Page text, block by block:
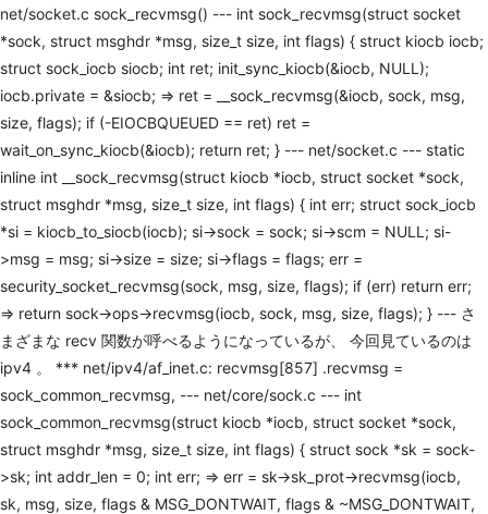
net/socket.c sock_recvmsg() --- int sock_recvmsg(struct socket
*sock, struct msghdr *msg, size_t size, int flags) { struct kiocb iocb;
struct sock_iocb siocb; int ret; init_sync_kiocb(&iocb, NULL);
iocb.private = &siocb; => ret = __sock_recvmsg(&iocb, sock, msg,
size, flags); if (-EIOCBQUEUED == ret) ret =
wait_on_sync_kiocb(&iocb); return ret; } --- net/socket.c --- static
inline int __sock_recvmsg(struct kiocb *iocb, struct socket *sock,
struct msghdr *msg, size_t size, int flags) { int err; struct sock_iocb
*si = kiocb_to_siocb(iocb); si->sock = sock; si->scm = NULL; si-
>msg = msg; si->size = size; si->flags = flags; err =
security_socket_recvmsg(sock, msg, size, flags); if (err) return err;
=> return sock->ops->recvmsg(iocb, sock, msg, size, flags); } --- さ
まざまな recv 関数が呼べるようになっているが、 今回見ているのは
ipv4 。 *** net/ipv4/af_inet.c: recvmsg[857] .recvmsg =
sock_common_recvmsg, --- net/core/sock.c --- int
sock_common_recvmsg(struct kiocb *iocb, struct socket *sock,
struct msghdr *msg, size_t size, int flags) { struct sock *sk = sock-
>sk; int addr_len = 0; int err; => err = sk->sk_prot->recvmsg(iocb,
sk, msg, size, flags & MSG_DONTWAIT, flags & ~MSG_DONTWAIT,